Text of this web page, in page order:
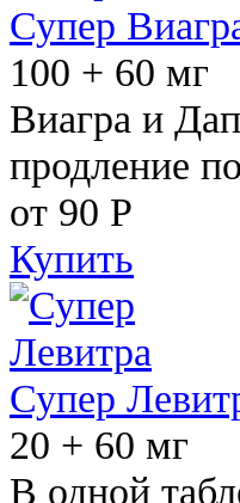
Супер
100 + 60 мг
Виагра и
продление
от 90 Р
Купить
Супер
20 + 60 мг
В одной